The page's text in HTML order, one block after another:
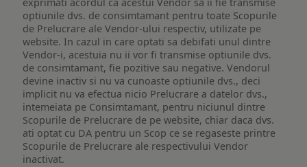
optiunile dvs. de consimtamant pentru toate Scopurile
de Prelucrare ale Vendor-ului respectiv, utilizate pe
website. In cazul in care optati sa debifati unul dintre
Vendor-i, acestuia nu ii vor fi transmise optiunile dvs.
de consimtamant, fie pozitive sau negative. Vendorul
devine inactiv si nu va cunoaste optiunile dvs., deci
implicit nu va efectua nicio Prelucrare a datelor dvs.,
intemeiata pe Consimtamant, pentru niciunul dintre
Scopurile de Prelucrare de pe website, chiar daca dvs.
ati optat cu DA pentru un Scop ce se regaseste printre
Scopurile de Prelucrare ale respectivului Vendor
inactivat.